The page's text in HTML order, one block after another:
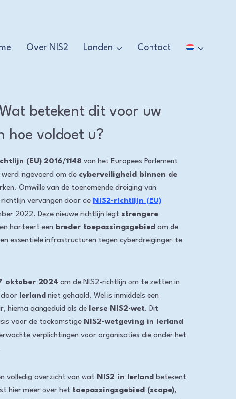
Over NIS2 Landen Contact
betekent dit voor uw
hoe voldoet u?
(EU) 2016/1148 van het Europees Parlement
werd ingevoerd om de cyberveiligheid binnen de
Omwille van de toenemende dreiging van
vervangen door de NIS2-richtlijn (EU)
2022. Deze nieuwe richtlijn legt strengere
hanteert een breder toepassingsgebied om de
essentiële infrastructuren tegen cyberdreigingen te
oktober 2024 om de NIS2-richtlijn om te zetten in
door
Ierland niet gehaald. Wel is inmiddels een
hierna aangeduid als de Ierse NIS2-wet. Dit
voor de toekomstige NIS2-wetgeving in Ierland
verplichtingen voor organisaties die onder het
volledig overzicht van wat NIS2 in Ierland betekent
hier meer over het toepassingsgebied (scope),